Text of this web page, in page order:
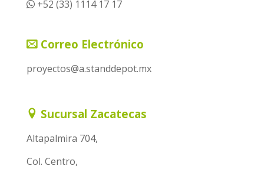
+52 (33) 1114 17 17
Correo Electrónico
proyectos@a.standdepot.mx
Sucursal Zacatecas
Altapalmira 704,
Col. Centro,